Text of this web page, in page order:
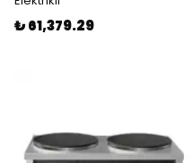
₺ 61,379.29